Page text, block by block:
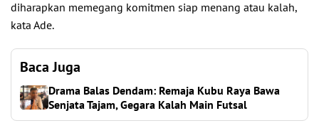
diharapkan memegang komitmen siap menang atau kalah,
kata Ade.
Baca Juga
Drama Balas Dendam: Remaja Kubu Raya Bawa
Senjata Tajam, Gegara Kalah Main Futsal